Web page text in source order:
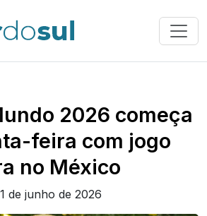
2026 começa
feira com jogo
no México
de junho de 2026